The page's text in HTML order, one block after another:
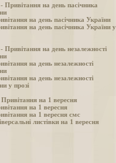
Привітання на день пасічника
на день пасічника України
на день пасічника України у
Привітання на день незалежності
на день незалежності
на день незалежності
у прозі
на 1 вересня
на 1 вересня
на 1 вересня смс
листівки на 1 вересня